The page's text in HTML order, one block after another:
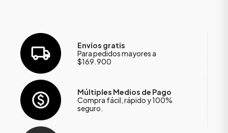
Envíos gratis
Para pedidos mayores a
$169.900
Múltiples Medios de Pago
Compra fácil, rápido y 100%
seguro.